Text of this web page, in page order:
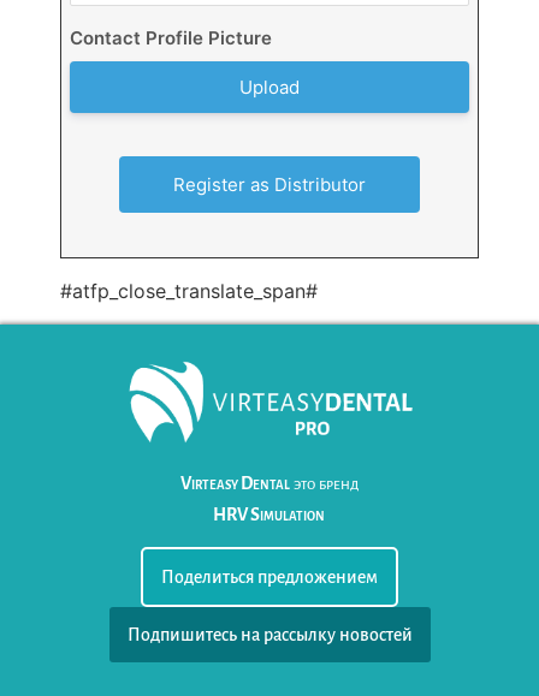
Contact Profile Picture
Upload
#atfp_close_translate_span#
Virteasy Dentalэто бренд
HRV Simulation
Поделиться предложением
Подпишитесь на рассылку новостей